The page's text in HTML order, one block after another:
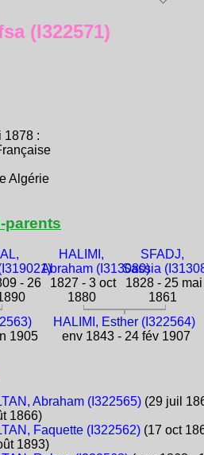
(I322571)
1878 :
Algérie
parents
- 26
HALIMI,
Abraham (I313080)
1827 - 3 oct
1880
SFADJ,
Sassia
1828 - 25 mai
1861
1905
HALIMI, Esther (I322564)
env 1843 - 24 fév 1907
Abraham (I322565)(29 juil
1866)
Faquette (I322562)(17 oct
1893)